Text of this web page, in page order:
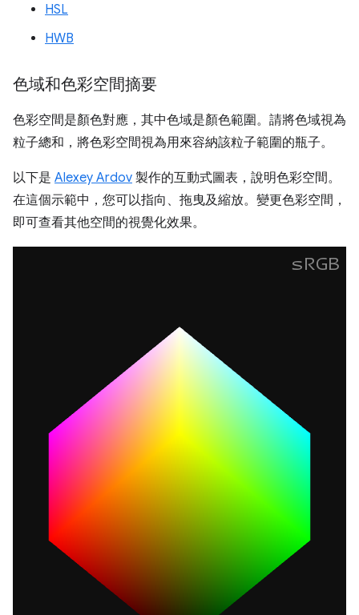
HSL
HWB
色域和色彩空間摘要
色彩空間是顏色對應，其中色域是顏色範圍。請將色域視為
粒子總和，將色彩空間視為用來容納該粒子範圍的瓶子。
以下是 Alexey Ardov 製作的互動式圖表，說明色彩空間。
在這個示範中，您可以指向、拖曳及縮放。變更色彩空間，
即可查看其他空間的視覺化效果。